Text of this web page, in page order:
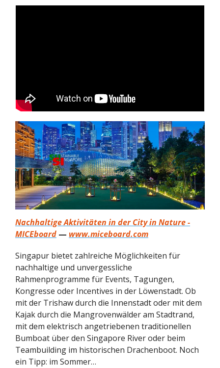
Nachhaltige Aktivitäten in der City in Nature -
MICEboard — www.miceboard.com
Singapur bietet zahlreiche Möglichkeiten für
nachhaltige und unvergessliche
Rahmenprogramme für Events, Tagungen,
Kongresse oder Incentives in der Löwenstadt. Ob
mit der Trishaw durch die Innenstadt oder mit dem
Kajak durch die Mangrovenwälder am Stadtrand,
mit dem elektrisch angetriebenen traditionellen
Bumboat über den Singapore River oder beim
Teambuilding im historischen Drachenboot. Noch
ein Tipp: im Sommer…